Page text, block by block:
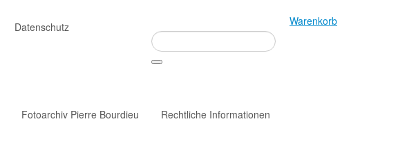
Datenschutz
Warenkorb
Fotoarchiv Pierre Bourdieu Rechtliche Informationen